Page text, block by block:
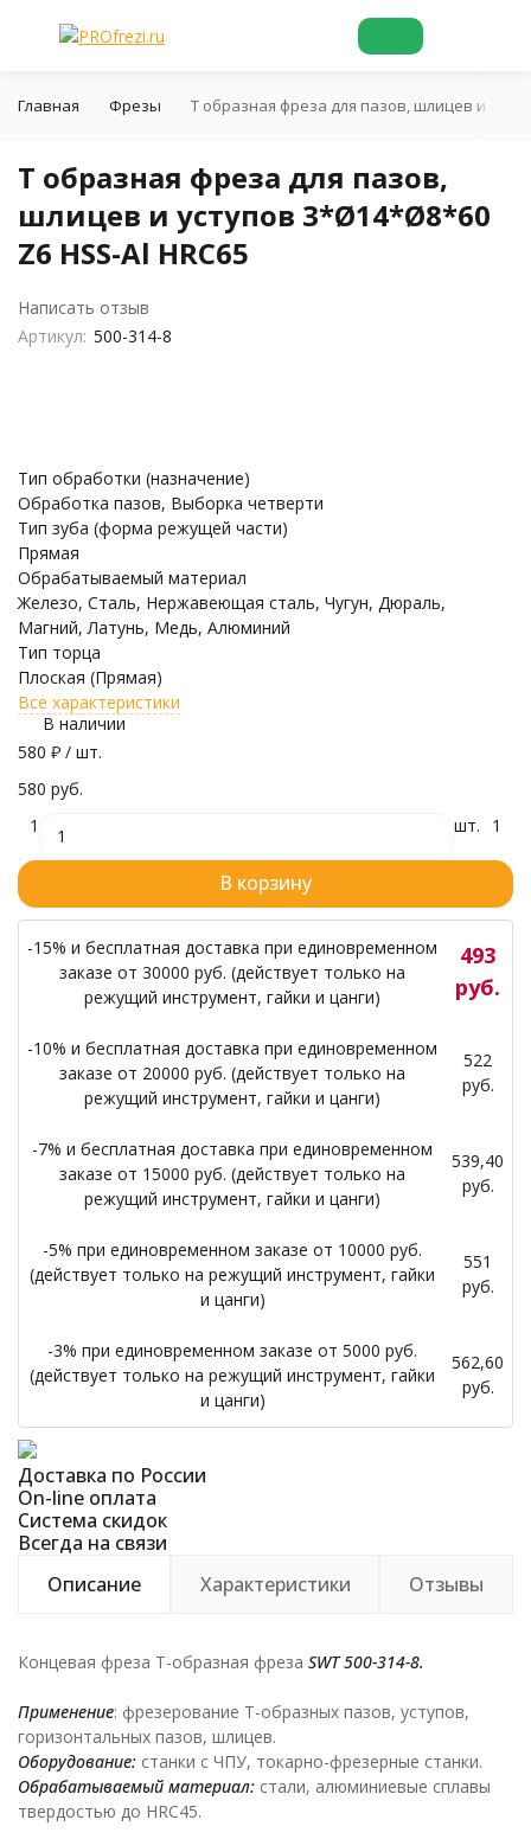
Главная Фрезы Т образная фреза для пазов, шлицев и
Т образная фреза для пазов,
шлицев и уступов 3*Ø14*Ø8*60
Z6 HSS-Al HRC65
Написать отзыв
Артикул: 500-314-8
Тип обработки (назначение)
Обработка пазов, Выборка четверти
Тип зуба (форма режущей части)
Прямая
Обрабатываемый материал
Железо, Сталь, Нержавеющая сталь, Чугун, Дюраль,
Магний, Латунь, Медь, Алюминий
Тип торца
Плоская (Прямая)
Все характеристики
В наличии
580 ₽ / шт.
580 руб.
1
шт. 1
В корзину
-15% и бесплатная доставка при единовременном
заказе от 30000 руб. (действует только на
режущий инструмент, гайки и цанги)
493
руб.
-10% и бесплатная доставка при единовременном
заказе от 20000 руб. (действует только на
режущий инструмент, гайки и цанги)
522
руб.
-7% и бесплатная доставка при единовременном
заказе от 15000 руб. (действует только на
режущий инструмент, гайки и цанги)
539,40
руб.
-5% при единовременном заказе от 10000 руб.
(действует только на режущий инструмент, гайки
и цанги)
551
руб.
-3% при единовременном заказе от 5000 руб.
(действует только на режущий инструмент, гайки
и цанги)
562,60
руб.
Доставка по России
On-line оплата
Система скидок
Всегда на связи
Описание
Характеристики Отзывы
Концевая фреза Т-образная фреза SWT500-314-8.
Применение: фрезерование Т-образных пазов, уступов,
горизонтальных пазов, шлицев.
Оборудование: станки с ЧПУ, токарно-фрезерные станки.
Обрабатываемый материал: стали, алюминиевые сплавы
твердостью до HRC45.